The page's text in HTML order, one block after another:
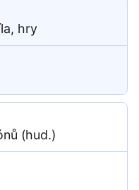
hry
(hud.)